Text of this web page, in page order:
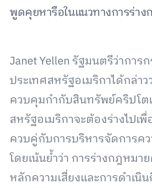
พูดคุยหารือในแนวทางการร่า
Janet Yellen รัฐมนตรีว่าการ
ประเทศสหรัฐอเมริกาได้กล่า
ควบคุมกำกับสินทรัพย์คริปโต
สหรัฐอเมริกาจะต้องร่างไปเ
ควบคู่กับการบริหารจัดการค
โดยเน้นย้ำว่า การร่างกฎหม
หลักความเสี่ยงและการดำเนิ